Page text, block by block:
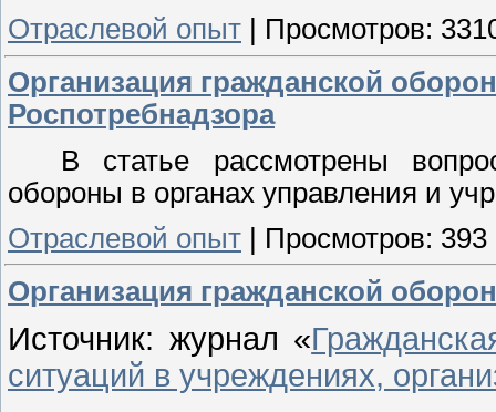
Отраслевой опыт
Просмотров:
Организация гражданской
Роспотребнадзора
В статье рассмотрены
обороны в органах управления и
Отраслевой опыт
Просмотров: 393
Организация гражданской
Источник: журнал «
ситуаций в учреждениях,